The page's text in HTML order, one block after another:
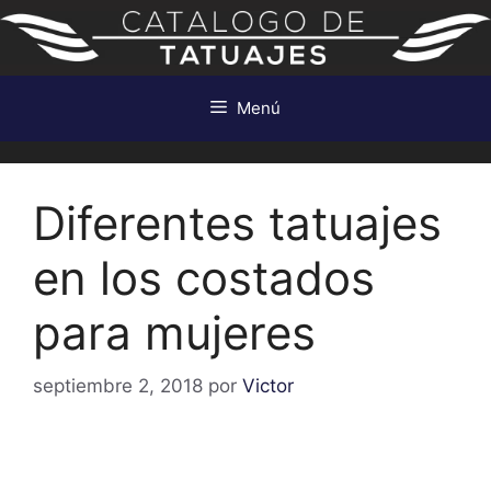
Saltar
contenido
Menú
Diferentes tatuajes
en los costados
para mujeres
septiembre 2, 2018 por Victor